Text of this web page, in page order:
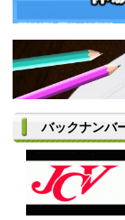
バックナンバ